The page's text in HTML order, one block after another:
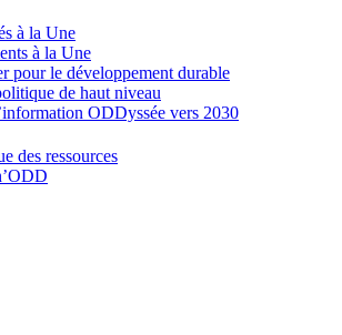
à la Une
à la Une
pour le développement durable
de haut niveau
ODDyssée vers 2030
des ressources